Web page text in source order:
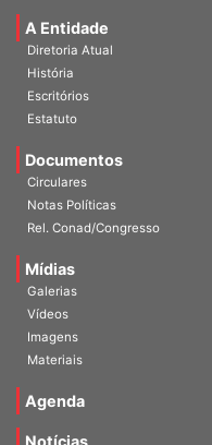
A Entidade
Diretoria Atual
História
Escritórios
Estatuto
Documentos
Circulares
Notas Políticas
Rel. Conad/Congresso
Mídias
Galerias
Vídeos
Imagens
Materiais
Agenda